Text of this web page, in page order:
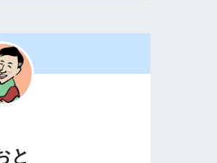
と